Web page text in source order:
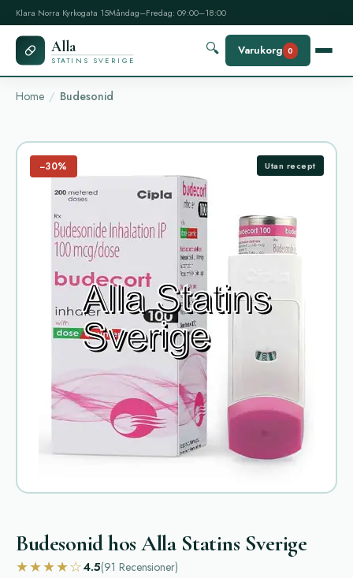
Klara Norra Kyrkogata 15Måndag–Fredag: 09:00–18:00
Alla
STATINS SVERIGE
🔍 Varukorg 0
Home Budesonid
−30% Utan recept
Budesonid hos Alla Statins Sverige
★★★★☆4.5(91 Recensioner)